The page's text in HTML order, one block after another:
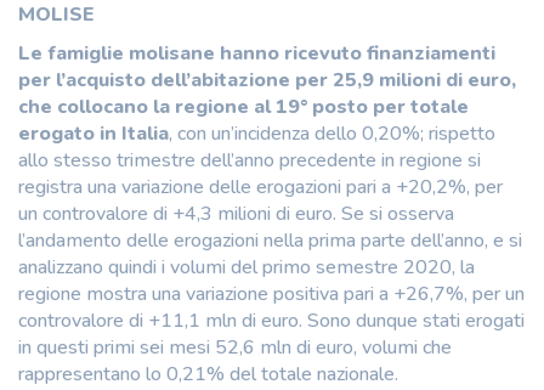
MOLISE
Le famiglie molisane hanno ricevuto finanziamenti
per l’acquisto dell’abitazione per 25,9 milioni di euro,
che collocano la regione al 19° posto per totale
erogato in Italia, con un’incidenza dello 0,20%; rispetto
allo stesso trimestre dell’anno precedente in regione si
registra una variazione delle erogazioni pari a +20,2%, per
un controvalore di +4,3 milioni di euro. Se si osserva
l’andamento delle erogazioni nella prima parte dell’anno, e si
analizzano quindi i volumi del primo semestre 2020, la
regione mostra una variazione positiva pari a +26,7%, per un
controvalore di +11,1 mln di euro. Sono dunque stati erogati
in questi primi sei mesi 52,6 mln di euro, volumi che
rappresentano lo 0,21% del totale nazionale.